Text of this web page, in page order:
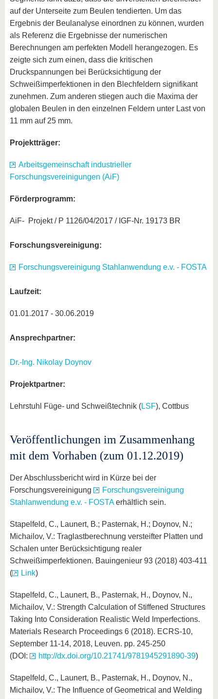
auf der Unterseite zum Beulen tendierten. Um das
Ergebnis der Beulanalyse einordnen zu können, wurden
als Referenz die Ergebnisse der numerischen
Berechnungen am perfekten Modell herangezogen. Es
zeigte sich zum einen, dass die kritischen
Druckspannungen bei Berücksichtigung der
Schweißimperfektionen in den Blechfeldern signifikant
zunehmen. Zum anderen stiegen auch die Maxima der
globalen Beulen in den einzelnen Feldern unter Last von
11 mm auf 25 mm.
Projektträger:
Arbeitsgemeinschaft industrieller
Forschungsvereinigungen (AiF)
Förderprogramm:
AiF- Projekt / P 1126/04/2017 / IGF-Nr. 19173 BR
Forschungsvereinigung:
Forschungsvereinigung Stahlanwendung e.v. - FOSTA
Laufzeit:
01.01.2017 - 30.06.2019
Ansprechpartner:
Dr.-Ing. Nikolay Doynov
Projektpartner:
Lehrstuhl Füge- und Schweißtechnik (LSF), Cottbus
Veröffentlichungen im Zusammenhang
mit dem Vorhaben (zum 01.12.2019)
Der Abschlussbericht wird in Kürze bei der
Forschungsvereinigung
Forschungsvereinigung
Stahlanwendung e.v. - FOSTAerhältlich sein.
Stapelfeld, C., Launert, B.; Pasternak, H.; Doynov, N.;
Michailov, V.: Traglastberechnung versteifter Platten und
Schalen unter Berücksichtigung realer
Schweißimperfektionen. Bauingenieur 93 (2018) 403-411
(
Link)
Stapelfeld, C., Launert, B., Pasternak, H., Doynov, N.,
Michailov, V.: Strength Calculation of Stiffened Structures
Taking Into Consideration Realistic Weld Imperfections.
Materials Research Proceedings 6 (2018). ECRS-10,
September 11-14, 2018, Leuven. pp. 245-250
(DOI:
http://dx.doi.org/10.21741/9781945291890-39)
Stapelfeld, C., Launert, B., Pasternak, H., Doynov, N.,
Michailov, V.: The Influence of Geometrical and Welding